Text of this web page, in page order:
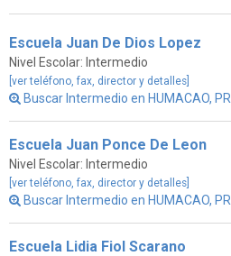
Escuela Juan De Dios Lopez
Nivel Escolar: Intermedio
[ver teléfono, fax, director y detalles]
Buscar Intermedio en HUMACAO, PR
Escuela Juan Ponce De Leon
Nivel Escolar: Intermedio
[ver teléfono, fax, director y detalles]
Buscar Intermedio en HUMACAO, PR
Escuela Lidia Fiol Scarano